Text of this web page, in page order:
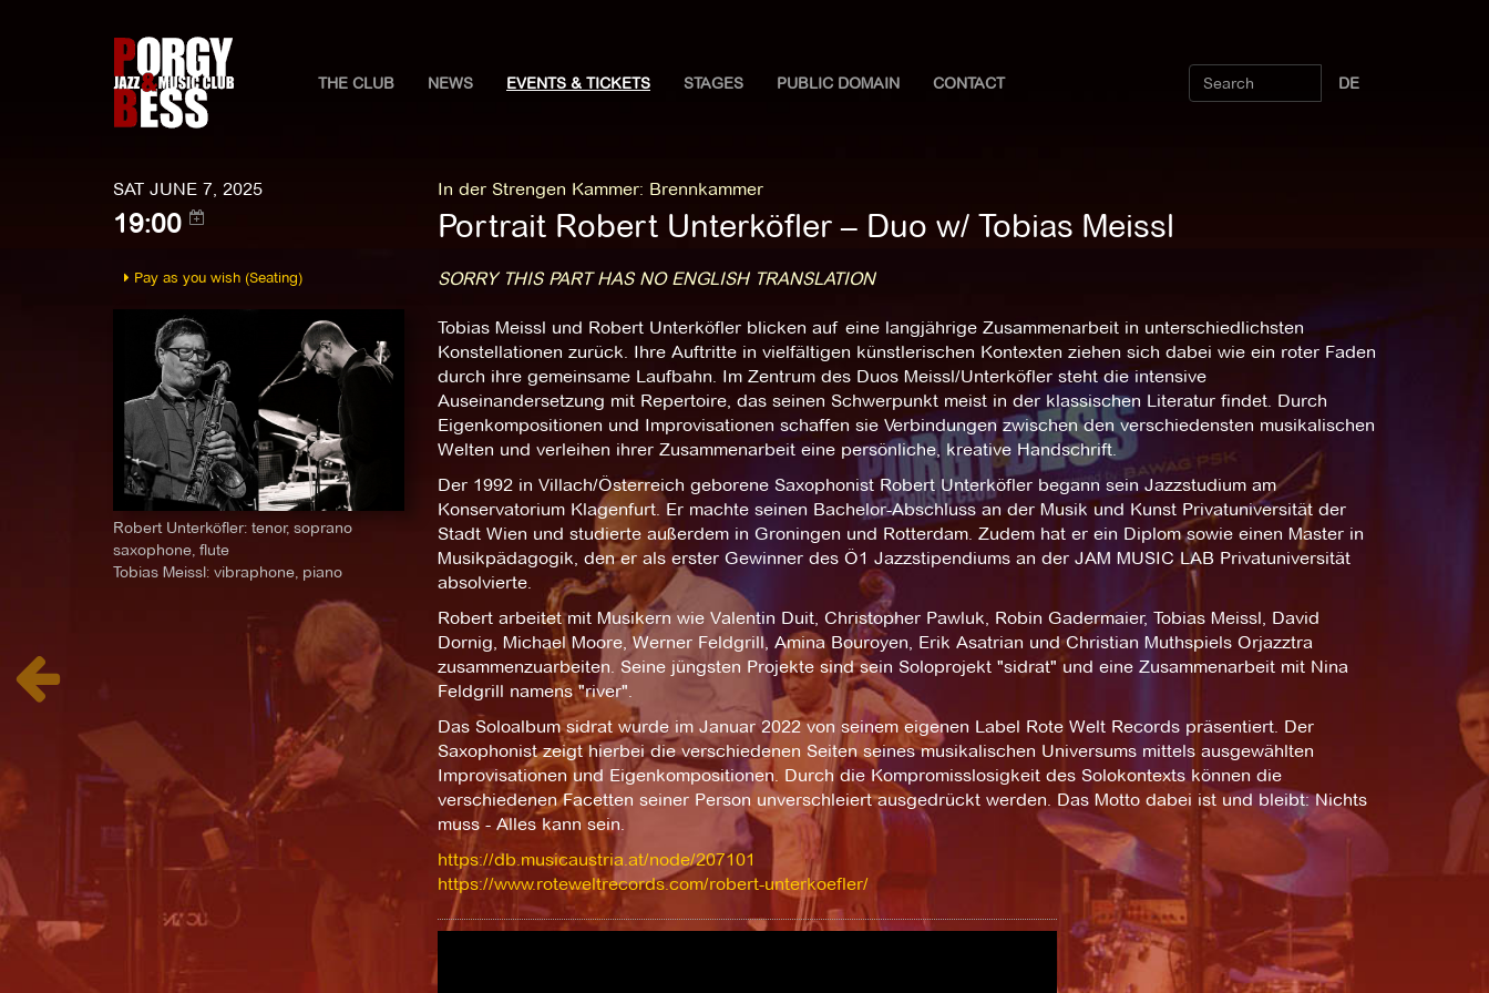
THE CLUB NEWS EVENTS & TICKETS STAGES PUBLIC DOMAIN CONTACT DE
SAT JUNE 7, 2025
19:00
In der Strengen Kammer: Brennkammer
Portrait Robert Unterköfler – Duo w/ Tobias Meissl
Pay as you wish (Seating)
Robert Unterköfler: tenor, soprano
saxophone, flute
Tobias Meissl: vibraphone, piano
SORRY THIS PART HAS NO ENGLISH TRANSLATION
Tobias Meissl und Robert Unterköfler blicken auf eine langjährige Zusammenarbeit in unterschiedlichsten
Konstellationen zurück. Ihre Auftritte in vielfältigen künstlerischen Kontexten ziehen sich dabei wie ein roter Faden
durch ihre gemeinsame Laufbahn. Im Zentrum des Duos Meissl/Unterköfler steht die intensive
Auseinandersetzung mit Repertoire, das seinen Schwerpunkt meist in der klassischen Literatur findet. Durch
Eigenkompositionen und Improvisationen schaffen sie Verbindungen zwischen den verschiedensten musikalischen
Welten und verleihen ihrer Zusammenarbeit eine persönliche, kreative Handschrift.
Der 1992 in Villach/Österreich geborene Saxophonist Robert Unterköfler begann sein Jazzstudium am
Konservatorium Klagenfurt. Er machte seinen Bachelor-Abschluss an der Musik und Kunst Privatuniversität der
Stadt Wien und studierte außerdem in Groningen und Rotterdam. Zudem hat er ein Diplom sowie einen Master in
Musikpädagogik, den er als erster Gewinner des Ö1 Jazzstipendiums an der JAM MUSIC LAB Privatuniversität
absolvierte.
Robert arbeitet mit Musikern wie Valentin Duit, Christopher Pawluk, Robin Gadermaier, Tobias Meissl, David
Dornig, Michael Moore, Werner Feldgrill, Amina Bouroyen, Erik Asatrian und Christian Muthspiels Orjazztra
zusammenzuarbeiten. Seine jüngsten Projekte sind sein Soloprojekt "sidrat" und eine Zusammenarbeit mit Nina
Feldgrill namens "river".
Das Soloalbum sidrat wurde im Januar 2022 von seinem eigenen Label Rote Welt Records präsentiert. Der
Saxophonist zeigt hierbei die verschiedenen Seiten seines musikalischen Universums mittels ausgewählten
Improvisationen und Eigenkompositionen. Durch die Kompromisslosigkeit des Solokontexts können die
verschiedenen Facetten seiner Person unverschleiert ausgedrückt werden. Das Motto dabei ist und bleibt: Nichts
muss - Alles kann sein.
https://db.musicaustria.at/node/207101
https://www.roteweltrecords.com/robert-unterkoefler/